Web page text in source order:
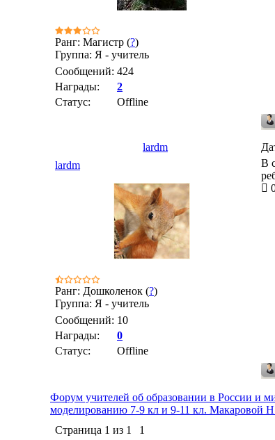
Ранг: Магистр (?)
Группа: Я - учитель
Сообщений: 424
Награды:
2
Статус:
Offline
lardm
lardm
Ранг: Дошколенок (?)
Группа: Я - учитель
Сообщений: 10
Награды:
0
Статус:
Offline
В
Форум учителей об образовании в России и
моделированию 7-9 кл и 9-11 кл. Макаровой
Страница 1 из 1
1